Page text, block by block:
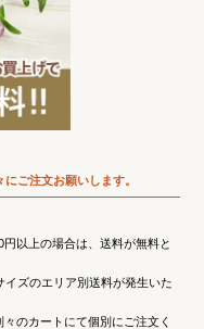
にご注文お願いします。
以上の場合は、送料が無料と
ズのエリア別送料が発生いた
のカートにて個別にご注文く